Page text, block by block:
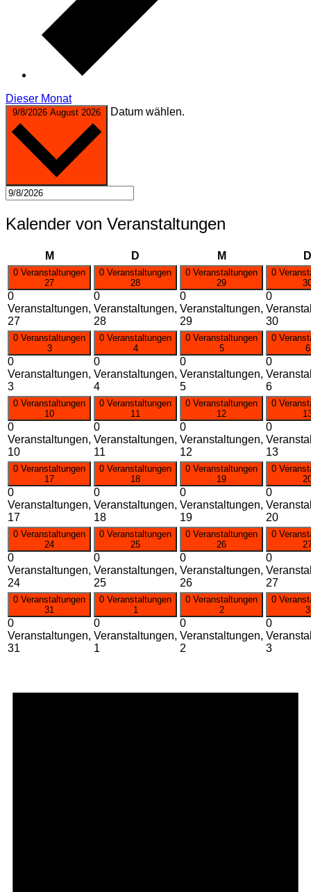
Dieser Monat
9/8/2026 August 2026 Datum wählen.
Kalender von Veranstaltungen
MMontag D MMittwoch D
0 Veranstaltungen
27
0
Veranstaltungen,
27
0 Veranstaltungen
28
0
Veranstaltungen,
28
0 Veranstaltungen
29
0
Veranstaltungen,
29
0
0
30
0 Veranstaltungen
3
0
Veranstaltungen,
3
0 Veranstaltungen
4
0
Veranstaltungen,
4
0 Veranstaltungen
5
0
Veranstaltungen,
5
0
6
0
6
0 Veranstaltungen
10
0
Veranstaltungen,
10
0 Veranstaltungen
11
0
Veranstaltungen,
11
0 Veranstaltungen
12
0
Veranstaltungen,
12
0
0
13
0 Veranstaltungen
17
0
Veranstaltungen,
17
0 Veranstaltungen
18
0
Veranstaltungen,
18
0 Veranstaltungen
19
0
Veranstaltungen,
19
0
0
20
0 Veranstaltungen
24
0
Veranstaltungen,
24
0 Veranstaltungen
25
0
Veranstaltungen,
25
0 Veranstaltungen
26
0
Veranstaltungen,
26
0
0
27
0 Veranstaltungen
31
0
Veranstaltungen,
31
0 Veranstaltungen
1
0
Veranstaltungen,
1
0 Veranstaltungen
2
0
Veranstaltungen,
2
0
3
0
3